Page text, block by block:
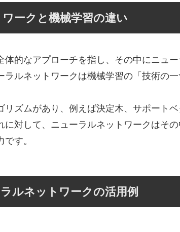
ークと機械学習の違い
的なアプローチを指し、その中にニュ
ルネットワークは機械学習の「技術の一
ズムがあり、例えば決定木、サポートベ
に対して、ニューラルネットワークはそ
す。
ルネットワークの活用例